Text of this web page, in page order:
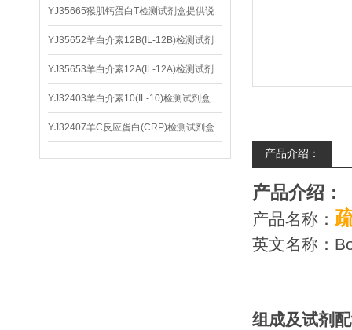
YJ35665猴肌钙蛋白T检测试剂盒提供说
明书
YJ35652羊白介素12B(IL-12B)检测试剂
盒
YJ35653羊白介素12A(IL-12A)检测试剂
盒
YJ32403羊白介素10(IL-10)检测试剂盒
YJ32407羊C反应蛋白(CRP)检测试剂盒
产品介绍：
产品介绍：
产品名称：
英文名称：
组成及试剂